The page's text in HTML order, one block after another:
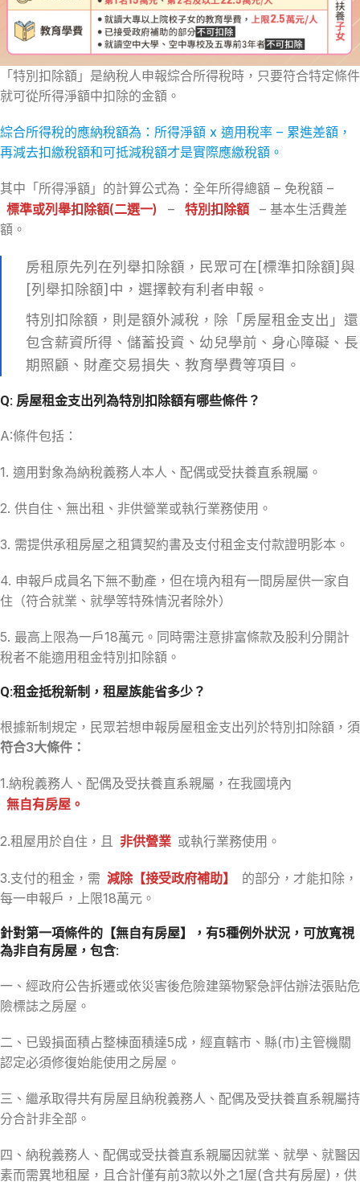
「特別扣除額」是納稅人申報綜合所得稅時，只要符合特定條件
就可從所得淨額中扣除的金額。
綜合所得稅的應納稅額為：所得淨額 x 適用稅率 – 累進差額，
再減去扣繳稅額和可抵減稅額才是實際應繳稅額。
其中「所得淨額」的計算公式為：全年所得總額 – 免稅額 –
標準或列舉扣除額(二選一)
– 特別扣除額
– 基本生活費差
額。
房租原先列在列舉扣除額，民眾可在[標準扣除額]與
[列舉扣除額]中，選擇較有利者申報。
特別扣除額，則是額外減稅，除「房屋租金支出」還
包含薪資所得、儲蓄投資、幼兒學前、身心障礙、長
期照顧、財產交易損失、教育學費等項目。
Q: 房屋租金支出列為特別扣除額有哪些條件？
A:條件包括：
1. 適用對象為納稅義務人本人、配偶或受扶養直系親屬。
2. 供自住、無出租、非供營業或執行業務使用。
3. 需提供承租房屋之租賃契約書及支付租金支付款證明影本。
4. 申報戶成員名下無不動產，但在境內租有一間房屋供一家自
住（符合就業、就學等特殊情況者除外）
5. 最高上限為一戶18萬元。同時需注意排富條款及股利分開計
稅者不能適用租金特別扣除額。
Q:租金抵稅新制，租屋族能省多少？
根據新制規定，民眾若想申報房屋租金支出列於特別扣除額，須
符合3大條件：
1.納稅義務人、配偶及受扶養直系親屬，在我國境內
無自有房屋 。
2.租屋用於自住，且 非供營業 或執行業務使用。
3.支付的租金，需 減除【接受政府補助】
的部分，才能扣除，
每一申報戶，上限18萬元。
針對第一項條件的【無自有房屋】，有5種例外狀況，可放寬視
為非自有房屋，包含:
一、經政府公告拆遷或依災害後危險建築物緊急評估辦法張貼危
險標誌之房屋。
二、已毀損面積占整棟面積達5成，經直轄市、縣(市)主管機關
認定必須修復始能使用之房屋。
三、繼承取得共有房屋且納稅義務人、配偶及受扶養直系親屬持
分合計非全部。
四、納稅義務人、配偶或受扶養直系親屬因就業、就學、就醫因
素而需異地租屋，且合計僅有前3款以外之1屋(含共有房屋)，供